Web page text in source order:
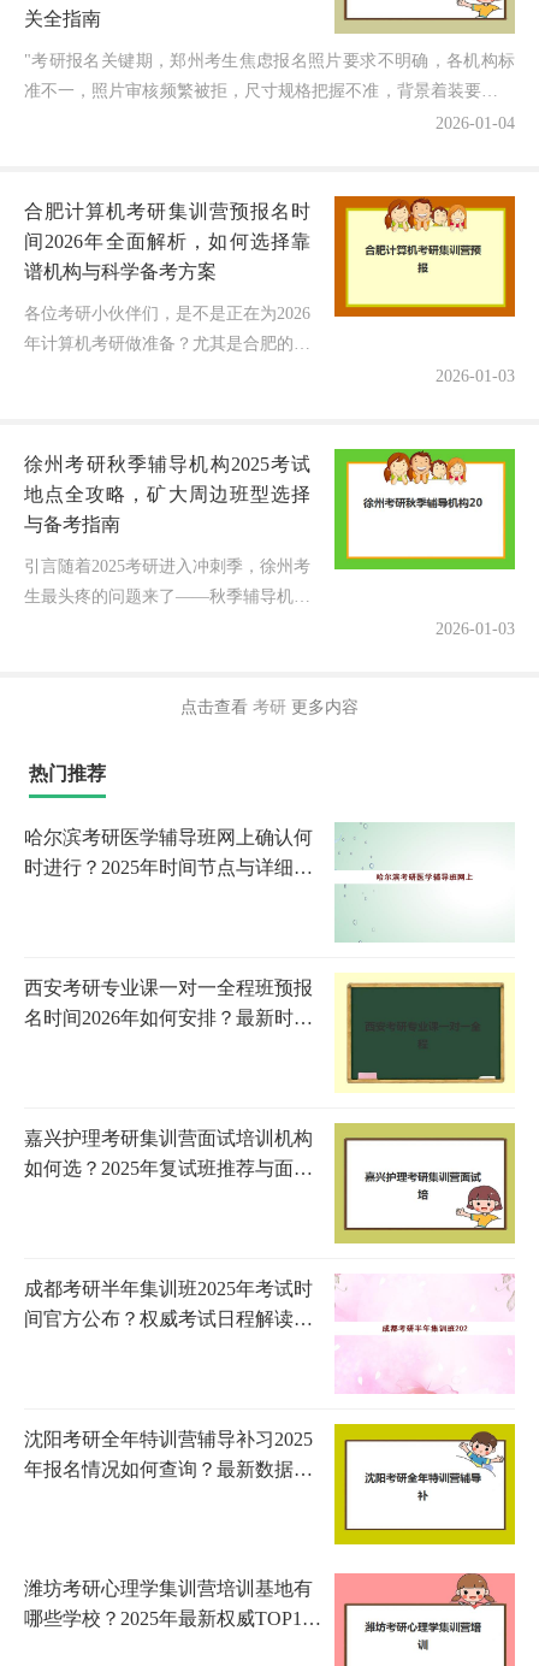
关全指南
"考研报名关键期，郑州考生焦虑报名照片要求不明确，各机构标
准不一，照片审核频繁被拒，尺寸规格把握不准，背景着装要求模
糊，电子版格式容易出错，到底郑州考研半年辅导班照片要求...
2026-01-04
合肥计算机考研集训营预报名时
间2026年全面解析，如何选择靠
谱机构与科学备考方案
各位考研小伙伴们，是不是正在为2026
年计算机考研做准备？尤其是合肥的考
2026-01-03
徐州考研秋季辅导机构2025考试
地点全攻略，矿大周边班型选择
与备考指南
引言随着2025考研进入冲刺季，徐州考
生最头疼的问题来了——秋季辅导机构
2026-01-03
点击查看 考研 更多内容
热门推荐
哈尔滨考研医学辅导班网上确认何
时进行？2025年时间节点与详细材
西安考研专业课一对一全程班预报
名时间2026年如何安排？最新时间
嘉兴护理考研集训营面试培训机构
如何选？2025年复试班推荐与面试
成都考研半年集训班2025年考试时
间官方公布？权威考试日程解读与
沈阳考研全年特训营辅导补习2025
年报名情况如何查询？最新数据解
潍坊考研心理学集训营培训基地有
哪些学校？2025年最新权威TOP10